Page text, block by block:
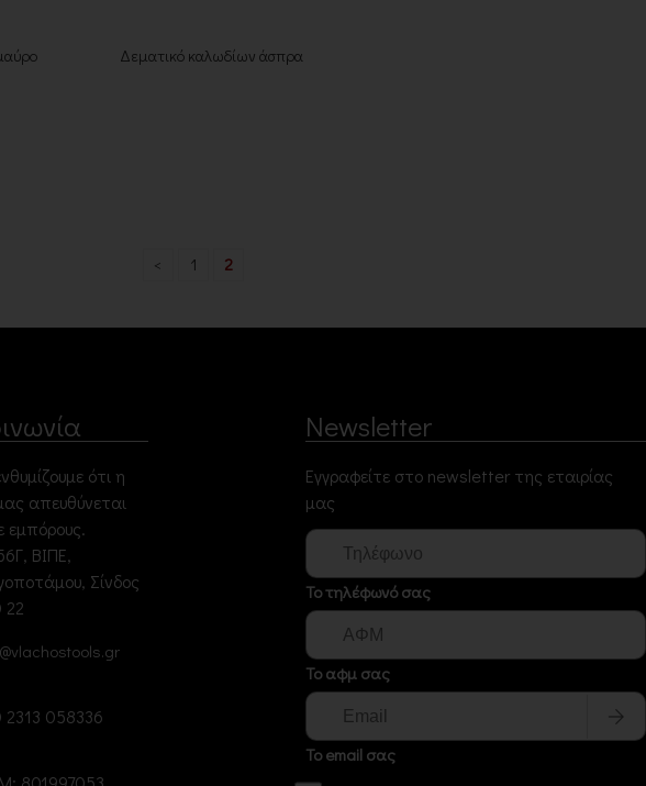
Δεματικό καλωδίων άσπρα
< 1 2
ότι η
απευθύνεται
ΒΙΠΕ,
Σίνδος
22
2313 058336
Newsletter
Εγγραφείτε στο newsletter της εταιρίας
μας
Το τηλέφωνό σας
Το αφμ σας
Το email σας